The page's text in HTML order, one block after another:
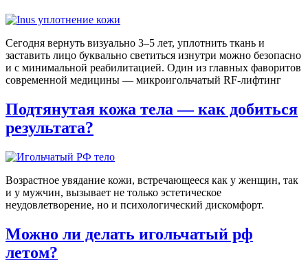
Сегодня вернуть визуально 3–5 лет, уплотнить ткань и
заставить лицо буквально светиться изнутри можно безопасно
и с минимальной реабилитацией. Один из главных фаворитов
современной медицины — микроигольчатый RF-лифтинг
Подтянутая кожа тела — как добиться
результата?
Возрастное увядание кожи, встречающееся как у женщин, так
и у мужчин, вызывает не только эстетическое
неудовлетворение, но и психологический дискомфорт.
Можно ли делать игольчатый рф
летом?